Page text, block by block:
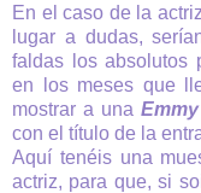
En el caso de la
lugar a dudas,
faldas los absolutos
en los meses que
mostrar a unaEmmy
con el título de la
Aquí tenéis una
actriz, para que, si